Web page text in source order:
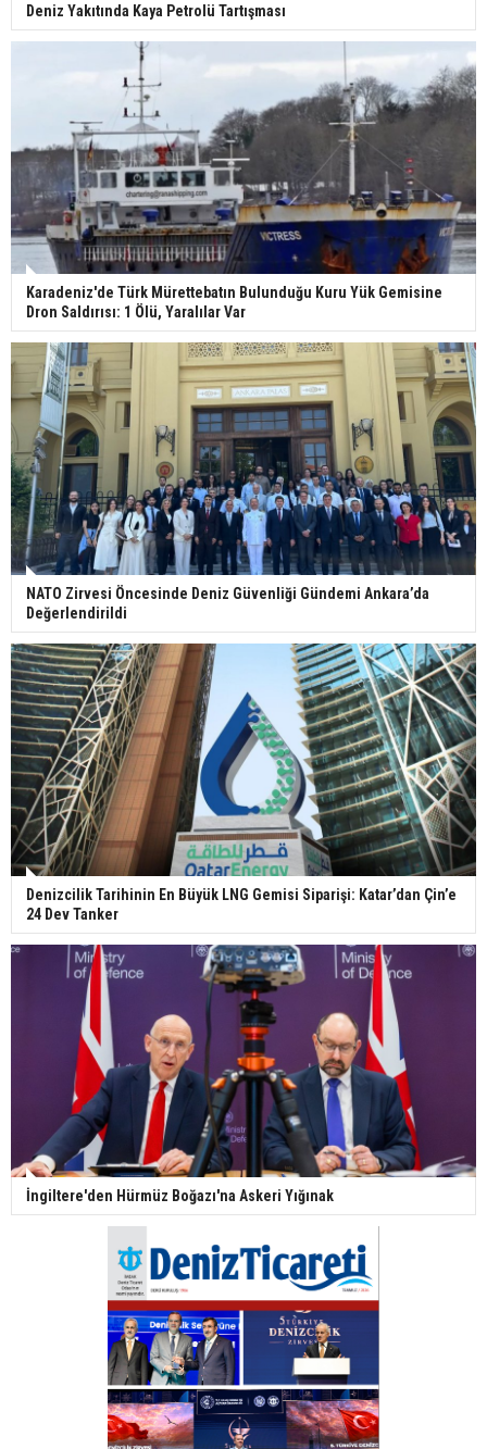
Deniz Yakıtında Kaya Petrolü Tartışması
Karadeniz'de Türk Mürettebatın Bulunduğu Kuru Yük Gemisine
Dron Saldırısı: 1 Ölü, Yaralılar Var
NATO Zirvesi Öncesinde Deniz Güvenliği Gündemi Ankara’da
Değerlendirildi
Denizcilik Tarihinin En Büyük LNG Gemisi Siparişi: Katar’dan Çin’e
24 Dev Tanker
İngiltere'den Hürmüz Boğazı'na Askeri Yığınak